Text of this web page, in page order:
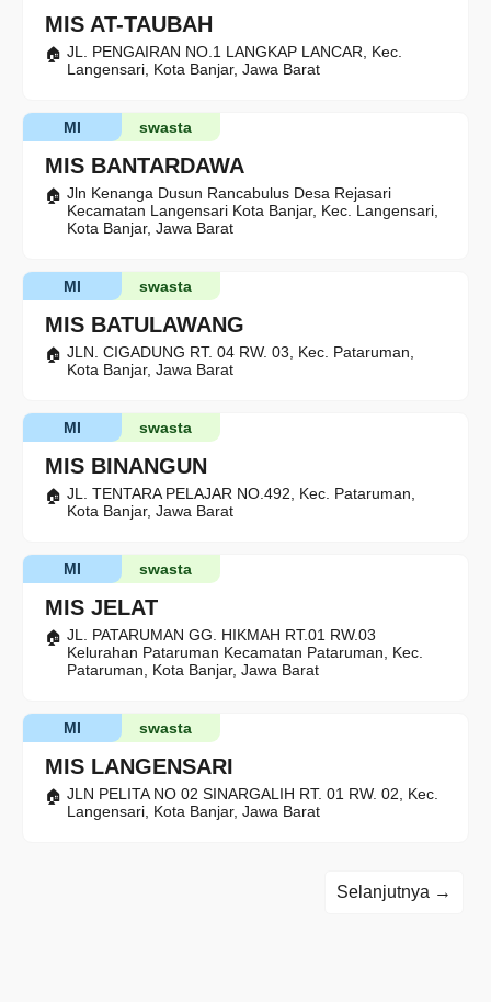
MIS AT-TAUBAH
JL. PENGAIRAN NO.1 LANGKAP LANCAR, Kec.
Langensari, Kota Banjar, Jawa Barat
MIS BANTARDAWA
swasta
MI
Jln Kenanga Dusun Rancabulus Desa Rejasari
Kecamatan Langensari Kota Banjar, Kec. Langensari,
Kota Banjar, Jawa Barat
MIS BATULAWANG
swasta
MI
JLN. CIGADUNG RT. 04 RW. 03, Kec. Pataruman,
Kota Banjar, Jawa Barat
MIS BINANGUN
swasta
MI
JL. TENTARA PELAJAR NO.492, Kec. Pataruman,
Kota Banjar, Jawa Barat
MIS JELAT
swasta
MI
JL. PATARUMAN GG. HIKMAH RT.01 RW.03
Kelurahan Pataruman Kecamatan Pataruman, Kec.
Pataruman, Kota Banjar, Jawa Barat
MIS LANGENSARI
swasta
MI
JLN PELITA NO 02 SINARGALIH RT. 01 RW. 02, Kec.
Langensari, Kota Banjar, Jawa Barat
Selanjutnya →